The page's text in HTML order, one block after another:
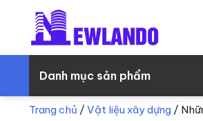
Danh mục sản phẩm
Trang chủ / Vật liệu xây dựng /